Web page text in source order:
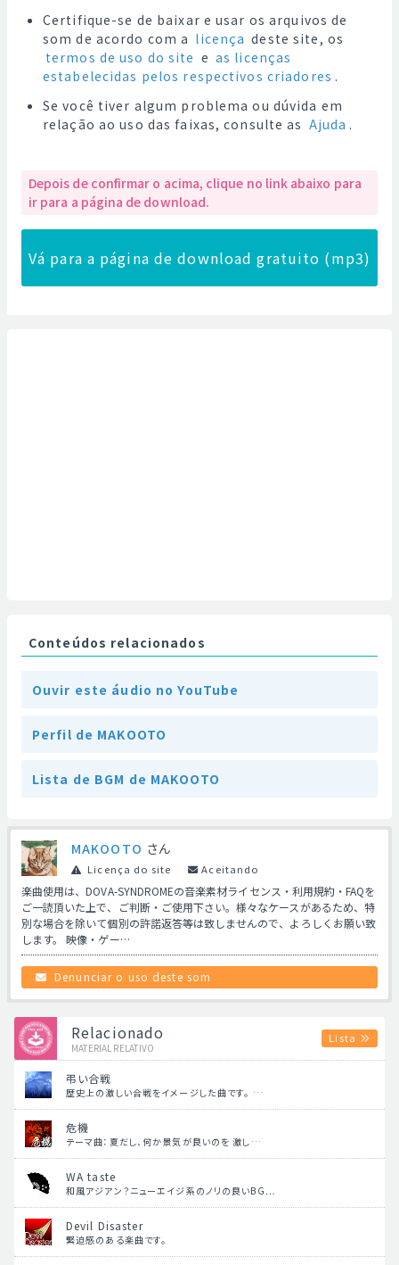
Certifique-se de baixar e usar os arquivos de
som de acordo com a licença deste site, os
termos de uso do site e as licenças
estabelecidas pelos respectivos criadores .
Se você tiver algum problema ou dúvida em
relação ao uso das faixas, consulte as Ajuda .
Depois de confirmar o acima, clique no link abaixo para
ir para a página de download.
Vá para a página de download gratuito (mp3)
Conteúdos relacionados
Ouvir este áudio no YouTube
Perfil de MAKOOTO
Lista de BGM de MAKOOTO
MAKOOTO さん
Licença do site Aceitando
楽曲使用は、DOVA-SYNDROMEの音楽素材ライセンス・利用規約・FAQを
ご一読頂いた上で、ご判断・ご使用下さい。様々なケースがあるため、特
別な場合を除いて個別の許諾返答等は致しませんので、よろしくお願い致
します。 映像・ゲー…
Denunciar o uso deste som
Relacionado
MATERIAL RELATIVO
Lista
弔い合戦
歴史上の激しい合戦をイメージした曲です。 …
危機
テーマ曲：夏だし、何か景気が良いのを 激し…
WA taste
和風アジアン？ニューエイジ系のノリの良いBG…
Devil Disaster
緊迫感のある楽曲です。